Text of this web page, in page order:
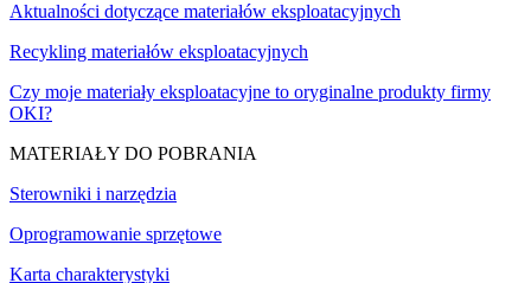
Aktualności dotyczące materiałów eksploatacyjnych
Recykling materiałów eksploatacyjnych
Czy moje materiały eksploatacyjne to oryginalne produkty firmy
OKI?
MATERIAŁY DO POBRANIA
Sterowniki i narzędzia
Oprogramowanie sprzętowe
Karta charakterystyki